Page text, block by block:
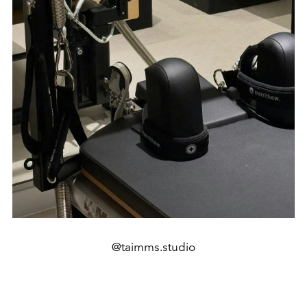
@taimms.studio